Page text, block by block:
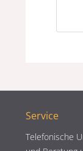
Service
Telefonische